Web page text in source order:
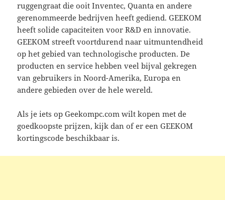
ruggengraat die ooit Inventec, Quanta en andere
gerenommeerde bedrijven heeft gediend. GEEKOM
heeft solide capaciteiten voor R&D en innovatie.
GEEKOM streeft voortdurend naar uitmuntendheid
op het gebied van technologische producten. De
producten en service hebben veel bijval gekregen
van gebruikers in Noord-Amerika, Europa en
andere gebieden over de hele wereld.
Als je iets op Geekompc.com wilt kopen met de
goedkoopste prijzen, kijk dan of er een GEEKOM
kortingscode beschikbaar is.